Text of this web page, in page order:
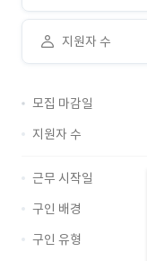
지원자 수
모집 마감일
지원자 수
근무 시작일
구인 배경
구인 유형